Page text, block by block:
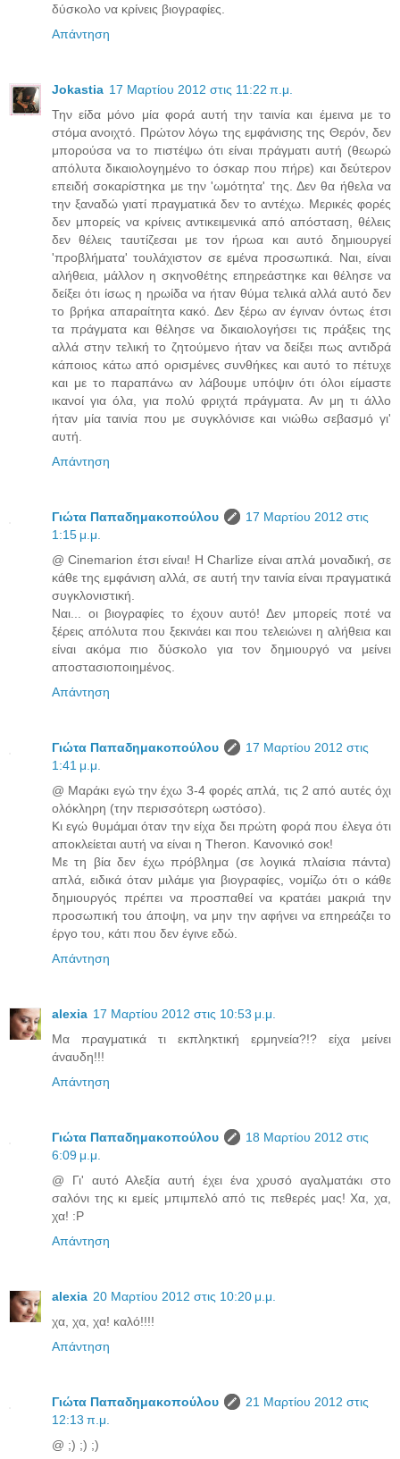
δύσκολο να κρίνεις βιογραφίες.
Απάντηση
Jokastia 17 Μαρτίου 2012 στις 11:22 π.μ.
Την είδα μόνο μία φορά αυτή την ταινία και έμεινα με το
στόμα ανοιχτό. Πρώτον λόγω της εμφάνισης της Θερόν, δεν
μπορούσα να το πιστέψω ότι είναι πράγματι αυτή (θεωρώ
απόλυτα δικαιολογημένο το όσκαρ που πήρε) και δεύτερον
επειδή σοκαρίστηκα με την 'ωμότητα' της. Δεν θα ήθελα να
την ξαναδώ γιατί πραγματικά δεν το αντέχω. Μερικές φορές
δεν μπορείς να κρίνεις αντικειμενικά από απόσταση, θέλεις
δεν θέλεις ταυτίζεσαι με τον ήρωα και αυτό δημιουργεί
'προβλήματα' τουλάχιστον σε εμένα προσωπικά. Ναι, είναι
αλήθεια, μάλλον η σκηνοθέτης επηρεάστηκε και θέλησε να
δείξει ότι ίσως η ηρωίδα να ήταν θύμα τελικά αλλά αυτό δεν
το βρήκα απαραίτητα κακό. Δεν ξέρω αν έγιναν όντως έτσι
τα πράγματα και θέλησε να δικαιολογήσει τις πράξεις της
αλλά στην τελική το ζητούμενο ήταν να δείξει πως αντιδρά
κάποιος κάτω από ορισμένες συνθήκες και αυτό το πέτυχε
και με το παραπάνω αν λάβουμε υπόψιν ότι όλοι είμαστε
ικανοί για όλα, για πολύ φριχτά πράγματα. Αν μη τι άλλο
ήταν μία ταινία που με συγκλόνισε και νιώθω σεβασμό γι'
αυτή.
Απάντηση
Γιώτα Παπαδημακοπούλου
17 Μαρτίου 2012 στις
1:15 μ.μ.
@ Cinemarion έτσι είναι! Η Charlize είναι απλά μοναδική, σε
κάθε της εμφάνιση αλλά, σε αυτή την ταινία είναι πραγματικά
συγκλονιστική.
Ναι... οι βιογραφίες το έχουν αυτό! Δεν μπορείς ποτέ να
ξέρεις απόλυτα που ξεκινάει και που τελειώνει η αλήθεια και
είναι ακόμα πιο δύσκολο για τον δημιουργό να μείνει
αποστασιοποιημένος.
Απάντηση
Γιώτα Παπαδημακοπούλου
17 Μαρτίου 2012 στις
1:41 μ.μ.
@ Μαράκι εγώ την έχω 3-4 φορές απλά, τις 2 από αυτές όχι
ολόκληρη (την περισσότερη ωστόσο).
Κι εγώ θυμάμαι όταν την είχα δει πρώτη φορά που έλεγα ότι
αποκλείεται αυτή να είναι η Theron. Κανονικό σοκ!
Με τη βία δεν έχω πρόβλημα (σε λογικά πλαίσια πάντα)
απλά, ειδικά όταν μιλάμε για βιογραφίες, νομίζω ότι ο κάθε
δημιουργός πρέπει να προσπαθεί να κρατάει μακριά την
προσωπική του άποψη, να μην την αφήνει να επηρεάζει το
έργο του, κάτι που δεν έγινε εδώ.
Απάντηση
alexia 17 Μαρτίου 2012 στις 10:53 μ.μ.
Μα πραγματικά τι εκπληκτική ερμηνεία?!? είχα μείνει
άναυδη!!!
Απάντηση
Γιώτα Παπαδημακοπούλου
18 Μαρτίου 2012 στις
6:09 μ.μ.
@ Γι' αυτό Αλεξία αυτή έχει ένα χρυσό αγαλματάκι στο
σαλόνι της κι εμείς μπιμπελό από τις πεθερές μας! Χα, χα,
χα! :P
Απάντηση
alexia 20 Μαρτίου 2012 στις 10:20 μ.μ.
χα, χα, χα! καλό!!!!
Απάντηση
Γιώτα Παπαδημακοπούλου
21 Μαρτίου 2012 στις
12:13 π.μ.
@ ;) ;) ;)